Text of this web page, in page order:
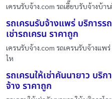
เครนรับจ้าง.com รถเฮี๊ยบรับจ้างบ้า
รถเครนรับจ้างแพร่ บริการร
เช่ารถเครน ราคาถูก
เครนรับจ้าง.com รถเครนรับจ้างแพ
ให
รถเครนให้เช่าคันนายาว บริ
จ้าง ราคาถูก